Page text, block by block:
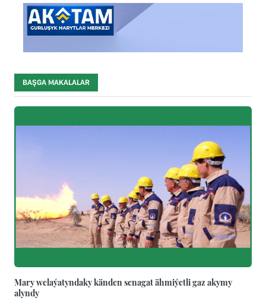
BAŞGA MAKALALAR
Mary welaýatyndaky känden senagat ähmiýetli gaz akymy
alyndy